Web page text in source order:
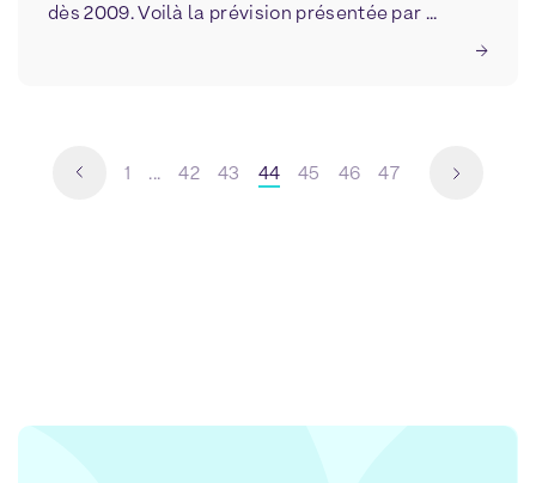
dès 2009. Voilà la prévision présentée par ...
1 ... 42 43 44 45 46 47